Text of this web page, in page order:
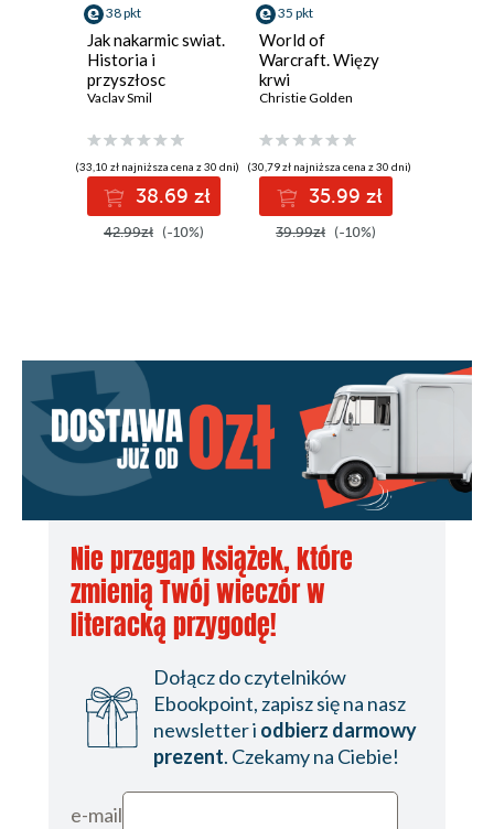
38 pkt
Jak nakarmic swiat.
Historia i
przyszłosc
zywnosci
Vaclav Smil
(33,10 zł najniższa cena z 30 dni)
38.69 zł
42.99zł (-10%)
35 pkt
World of
Warcraft. Więzy
krwi
Christie Golden
(30,79 zł najniższa cena z 30 dni)
35.99 zł
39.99zł (-10%)
Nie przegap książek, które
zmienią Twój wieczór w
literacką przygodę!
Dołącz do czytelników
Ebookpoint, zapisz się na nasz
newsletter i odbierz darmowy
prezent. Czekamy na Ciebie!
e-mail